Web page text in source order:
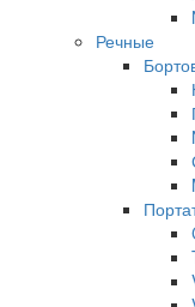
Речные